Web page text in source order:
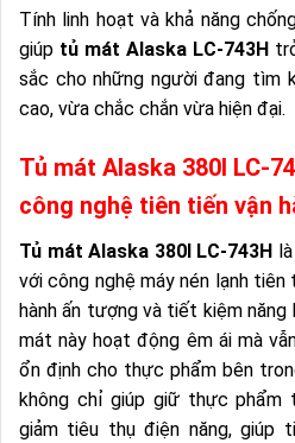
Tính linh hoạt và khả năng
giúp tủ mát Alaska LC-743H
sắc cho những người đang tìm
cao, vừa chắc chắn vừa hiện đại.
Tủ mát Alaska 380l LC-
công nghệ tiên tiến vận
Tủ mát Alaska 380l LC-743H
với công nghệ máy nén lạnh tiên
hành ấn tượng và tiết kiệm năng
mát này hoạt động êm ái mà
ổn định cho thực phẩm bên
không chỉ giúp giữ thực phẩm
giảm tiêu thụ điện năng, giúp